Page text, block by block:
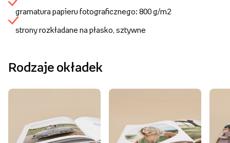
gramatura papieru fotograficznego: 800 g/m2
strony rozkładane na płasko, sztywne
Rodzaje okładek